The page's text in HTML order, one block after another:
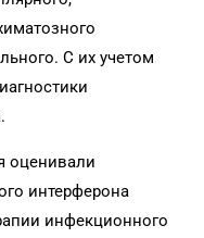
С их учетом
оценивали
интерферона
инфекционного